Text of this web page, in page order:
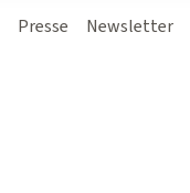
Presse Newsletter